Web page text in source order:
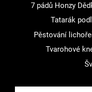
7 pádů Honzy
Tatarák
Pěstování
Tvarohové